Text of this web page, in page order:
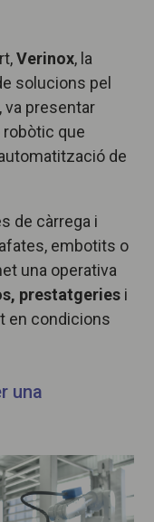
Verinox, la
solucions pel
presentar
robòtic que
de
de càrrega i
embotits o
una operativa
prestatgeries i
en condicions
una